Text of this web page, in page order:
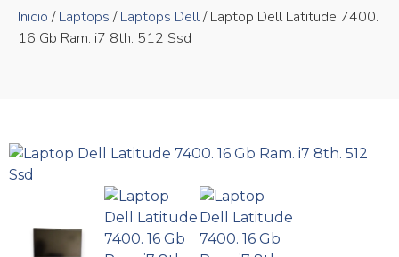
Inicio/Laptops/Laptops Dell/ Laptop Dell Latitude 7400.
16 Gb Ram. i7 8th. 512 Ssd